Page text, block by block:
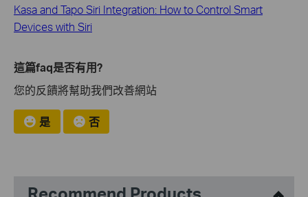
Kasa and Tapo Siri Integration: How to Control Smart
Devices with Siri
這篇faq是否有用?
您的反饋將幫助我們改善網站
是 否